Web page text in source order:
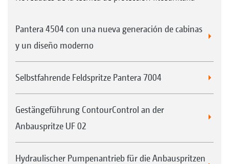
Pantera 4504 con una nueva generación de cabinas
y un diseño moderno
Selbstfahrende Feldspritze Pantera 7004
Gestängeführung ContourControl an der
Anbauspritze UF 02
Hydraulischer Pumpenantrieb für die Anbauspritzen